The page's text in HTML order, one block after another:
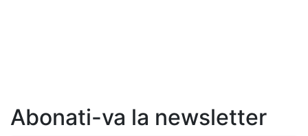
Abonati-va la newsletter